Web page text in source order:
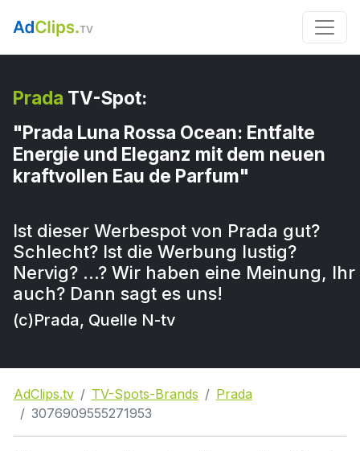
Prada TV-Spot:
"Prada Luna Rossa Ocean: Entfalte
Energie und Eleganz mit dem neuen
kraftvollen Eau de Parfum"
Ist dieser Werbespot von Prada gut?
Schlecht? Ist die Werbung lustig?
Nervig? …? Wir haben eine Meinung, Ihr
auch? Dann sagt es uns!
(c)Prada, Quelle N-tv
AdClips.tv TV-Spots-Brands
Prada
3076909555271953